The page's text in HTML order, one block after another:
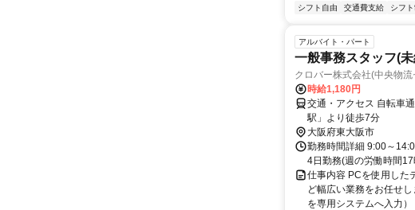
シフト自由 交通費支給 シフト
アルバイト・パート
一般事務スタッフ(
クロバー株式会社(中央物
時給1,180円
交通・アクセス 自転車
駅」より徒歩7分
大阪府東大阪市
勤務時間詳細 9:00～
4日勤務(週の労働時間
仕事内容 PCを使用した
ど幅広い業務をお任せ
を専用システムへ入力